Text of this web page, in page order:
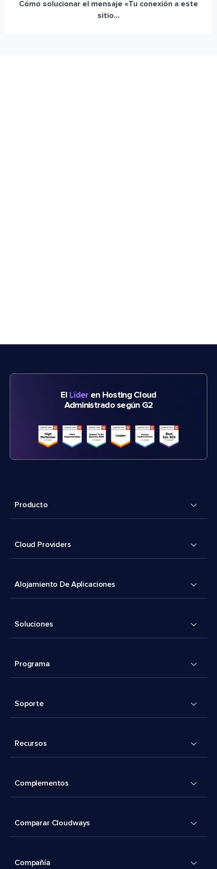
Cómo solucionar el mensaje «Tu conexión a este
sitio...
El Líder en Hosting Cloud
Administrado según G2
Producto
Cloud Providers
Alojamiento De Aplicaciones
Soluciones
Programa
Soporte
Recursos
Complementos
Comparar Cloudways
Compañía